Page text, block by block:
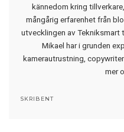
kännedom kring
mångårig erfarenhet från
utvecklingen av Tekniksmart
Mikael har i grunden
kamerautrustning,
mer
SKRIBENT